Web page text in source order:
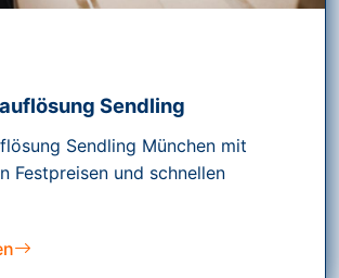
Sendling
Sendling München mit
Festpreisen und schnellen